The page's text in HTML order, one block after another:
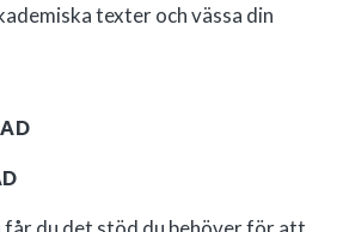
texter och vässa din